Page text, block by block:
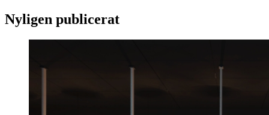
Nyligen publicerat